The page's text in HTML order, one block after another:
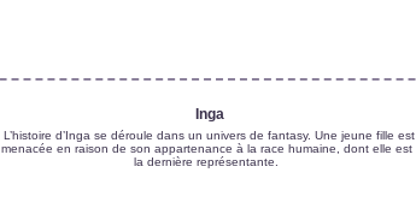
Inga
L’histoire d’Inga se déroule dans un univers de fantasy. Une jeune fille est
menacée en raison de son appartenance à la race humaine, dont elle est
la dernière représentante.